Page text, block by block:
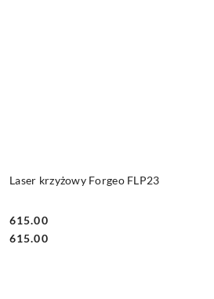
Laser krzyżowy Forgeo FLP23
Cena:
615.00
Cena:
615.00